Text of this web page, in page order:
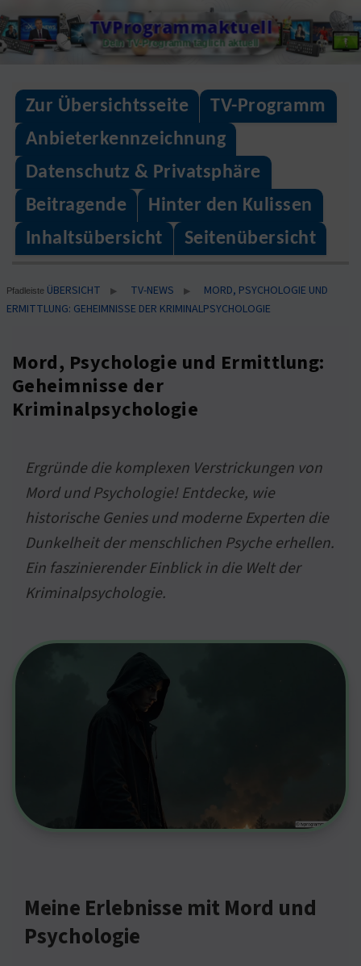
Skip
to
TVProgrammaktuell
Dein TV-Programm täglich aktuell
Zur Übersichtsseite
TV-Programm
Anbieterkennzeichnung
Datenschutz & Privatsphäre
Beitragende
Hinter den Kulissen
Inhaltsübersicht
Seitenübersicht
Pfadleiste ÜBERSICHT ▶ TV-NEWS ▶
MORD, PSYCHOLOGIE UND
ERMITTLUNG: GEHEIMNISSE DER KRIMINALPSYCHOLOGIE
Mord, Psychologie und Ermittlung:
Geheimnisse der
Kriminalpsychologie
Ergründe die komplexen Verstrickungen von
Mord und Psychologie! Entdecke, wie
historische Genies und moderne Experten die
Dunkelheit der menschlichen Psyche erhellen.
Ein faszinierender Einblick in die Welt der
Kriminalpsychologie.
Meine Erlebnisse mit Mord und
Psychologie